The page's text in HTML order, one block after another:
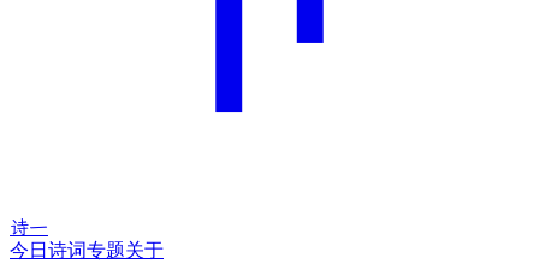
诗一
今日 诗词专题关于